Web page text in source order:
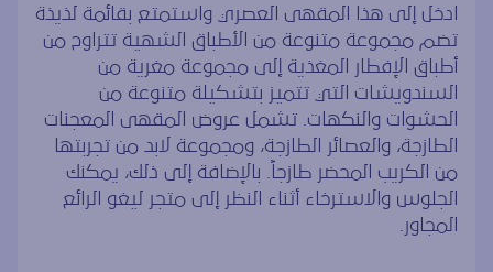
ادخل إلى هذا المقهى العصري واستمتع بقائمة لذيذة
تضم مجموعة متنوعة من الأطباق الشهية تتراوح من
أطباق الإفطار المغذية إلى مجموعة مغرية من
السندويشات التي تتميز بتشكيلة متنوعة من
الحشوات والنكهات. تشمل عروض المقهى المعجنات
الطازجة، والعصائر الطازجة، ومجموعة لابد من تجربتها
من الكريب المحضر طازجاً. بالإضافة إلى ذلك، يمكنك
الجلوس والاسترخاء أثناء النظر إلى متجر ليغو الرائع
المجاور.